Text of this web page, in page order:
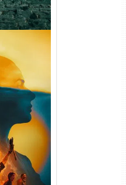
(2024)
Áudio